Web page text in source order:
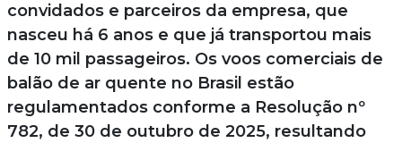
convidados e parceiros da empresa, que
nasceu há 6 anos e que já transportou mais
de 10 mil passageiros. Os voos comerciais de
balão de ar quente no Brasil estão
regulamentados conforme a Resolução nº
782, de 30 de outubro de 2025, resultando